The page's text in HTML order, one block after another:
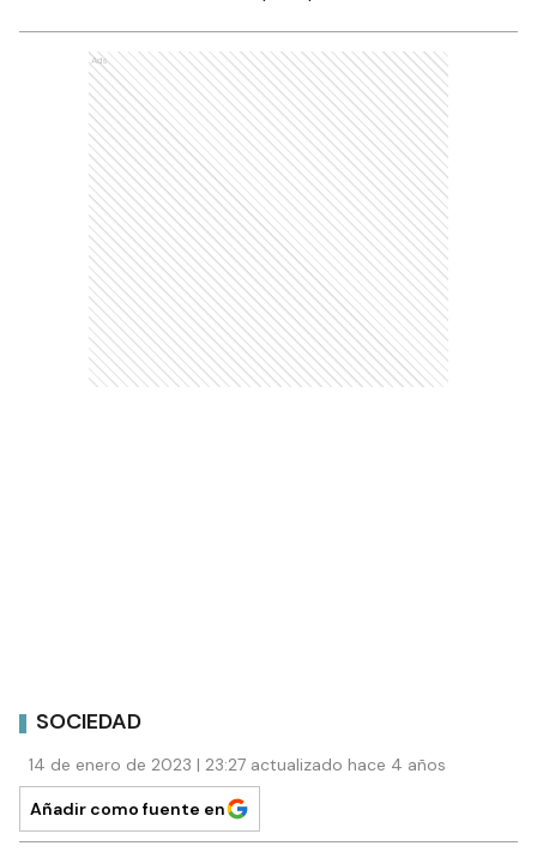
Ads
SOCIEDAD
14 de enero de 2023 | 23:27 actualizado hace 4 años
Añadir como fuente en